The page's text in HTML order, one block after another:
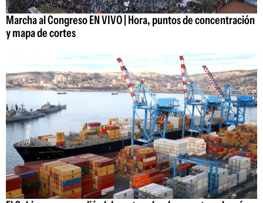
Marcha al Congreso EN VIVO | Hora, puntos de concentración
y mapa de cortes